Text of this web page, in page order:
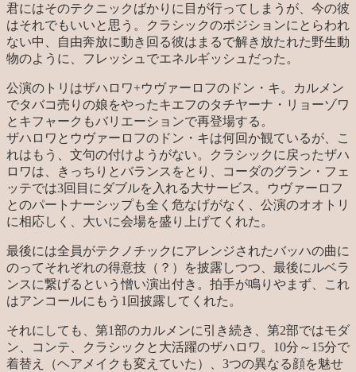
君にはそのテクニックばかりに目が行ってしまうが、今の彼
はそれでもいいと思う。クラシックのポジションにとらわれ
ない中、自由奔放に動き回る彼はまるで解き放たれた野生動
物のように、フレッシュでエネルギッシュだった。
公演のトリはザハロワ+ウヴァーロフのドン・キ。カルメン
でタバコ売りの娘をやったキエフのタチヤーナ・リョーゾワ
とキフャークもバリエーションで再登場する。
ザハロワとウヴァーロフのドン・キは何回か観ているが、こ
れはもう、文句の付けようがない。クラシックに戻ったザハ
ロワは、きっちりとバランスをとり、コーダのグラン・フェ
ッテでは3回目にダブルを入れる大サービス。ウヴァーロフ
とのパートナーシップも全く危なげがなく、公演のオオトリ
に相応しく、大いに会場を盛り上げてくれた。
最後には全員がテクノチックにアレンジされたバッハの曲に
のってそれぞれの得意技（？）を披露しつつ、最後にルベラ
ンスに繋げるという憎い演出付き。拍手が鳴りやまず、これ
はアンコールにもう1回披露してくれた。
それにしても、第1部のカルメンに引き続き、第2部ではモダ
ン、コンテ、クラシックと大活躍のザハロワ。10分～15分で
着替え（ヘアメイクも変えていた）、3つの異なる顔を魅せ